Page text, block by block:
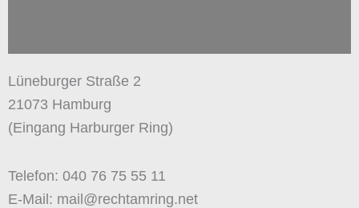
Lüneburger Straße 2
21073 Hamburg
(Eingang Harburger Ring)
Telefon: 040 76 75 55 11
E-Mail: mail@rechtamring.net